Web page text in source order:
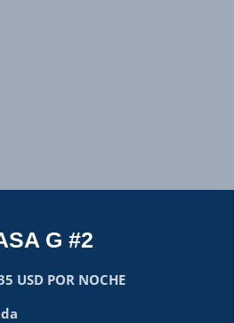
G #2
USD POR NOCHE